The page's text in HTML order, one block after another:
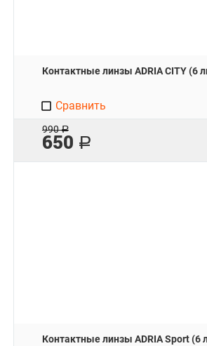
Контактные линзы ADRIA CITY (6
990 Р
650 Р
Сравнить
Контактные линзы ADRIA Sport (6